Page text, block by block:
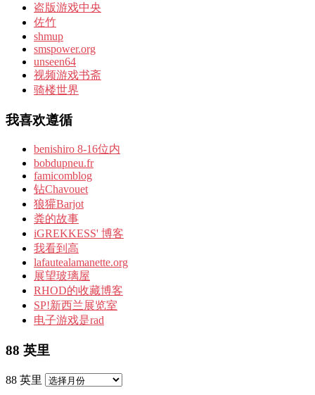
盗版游戏中央
佐竹
shmup
smspower.org
unseen64
视频游戏书斋
骑楼世界
我喜欢遵循
benishiro 8-16位内
bobdupneu.fr
famicomblog
钻Chavouet
狼獾Barjot
粪的故事
iGREKKESS' 博客
我看到高
lafautealamanette.org
展望玻璃屋
RHOD的收藏博客
SP!新西兰展览室
电子游戏是rad
88 英里
88 英里